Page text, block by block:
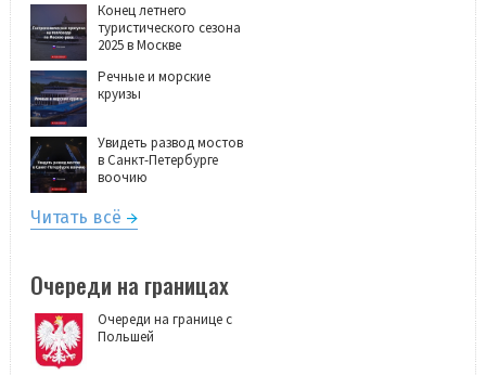
Конец летнего
туристического сезона
2025 в Москве
Речные и морские
круизы
Увидеть развод мостов
в Санкт-Петербурге
воочию
Читать всё
Очереди на границах
Очереди на границе с
Польшей